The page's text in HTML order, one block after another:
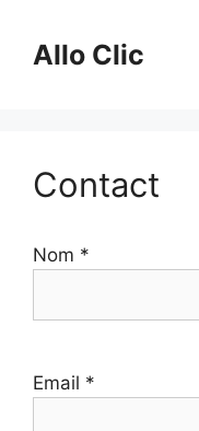
contenuAllo Clic
Contact
Nom *
Email *